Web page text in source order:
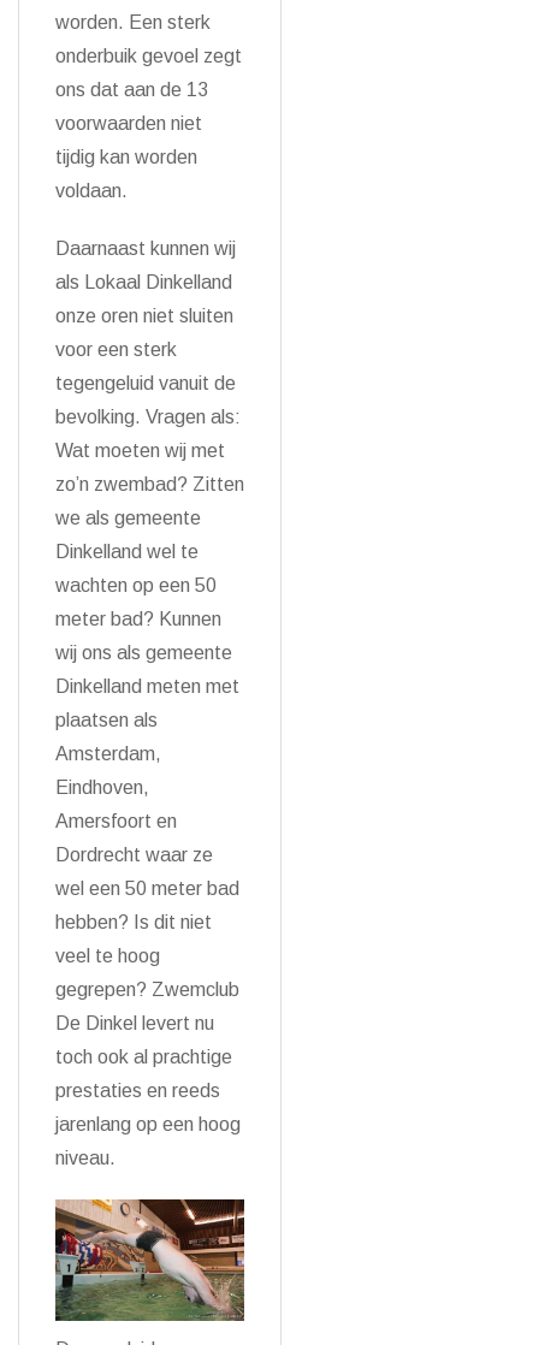
worden. Een sterk
onderbuik gevoel zegt
ons dat aan de 13
voorwaarden niet
tijdig kan worden
voldaan.
Daarnaast kunnen wij
als Lokaal Dinkelland
onze oren niet sluiten
voor een sterk
tegengeluid vanuit de
bevolking. Vragen als:
Wat moeten wij met
zo’n zwembad? Zitten
we als gemeente
Dinkelland wel te
wachten op een 50
meter bad? Kunnen
wij ons als gemeente
Dinkelland meten met
plaatsen als
Amsterdam,
Eindhoven,
Amersfoort en
Dordrecht waar ze
wel een 50 meter bad
hebben? Is dit niet
veel te hoog
gegrepen? Zwemclub
De Dinkel levert nu
toch ook al prachtige
prestaties en reeds
jarenlang op een hoog
niveau.